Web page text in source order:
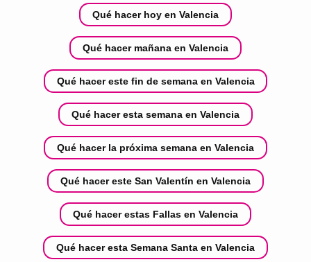
Qué hacer hoy en Valencia
Qué hacer mañana en Valencia
Qué hacer este fin de semana en Valencia
Qué hacer esta semana en Valencia
Qué hacer la próxima semana en Valencia
Qué hacer este San Valentín en Valencia
Qué hacer estas Fallas en Valencia
Qué hacer esta Semana Santa en Valencia